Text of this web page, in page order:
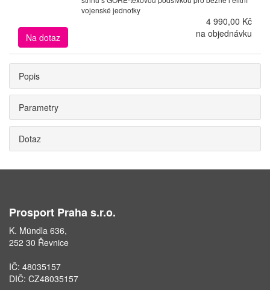
vojenské jednotky
4 990,00 Kč
Na dotaz
na objednávku
Popis
Parametry
Dotaz
Prosport Praha s.r.o.
K. Mündla 636,
252 30 Řevnice
IČ: 48035157
DIČ: CZ48035157